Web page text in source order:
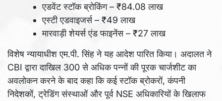
एडवेंट स्टॉक ब्रोकिंग – ₹84.08 लाख
एस्टी एडवाइजर्स – ₹49 लाख
मारवाड़ी शेयर्स एंड फाइनेंस – ₹27 लाख
विशेष न्यायाधीश एम.पी. सिंह ने यह आदेश पारित किया। अदालत ने
CBI द्वारा दाखिल 300 से अधिक पन्नों की पूरक चार्जशीट का
अवलोकन करने के बाद कहा कि कई स्टॉक ब्रोकरों, कंपनी
निदेशकों, ट्रेडिंग संस्थाओं और पूर्व NSE अधिकारियों के खिलाफ